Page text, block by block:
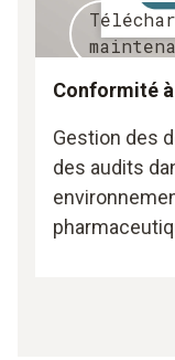
Conformité à
Gestion des
des audits